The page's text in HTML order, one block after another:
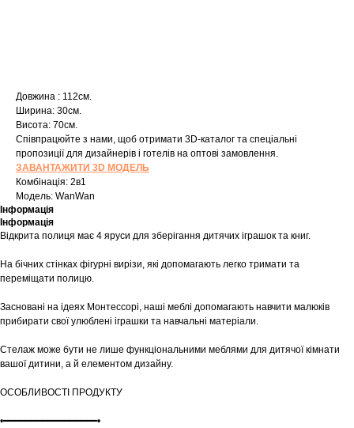
Довжина : 112см.
Ширина: 30см.
Висота: 70см.
Співпрацюйте з нами, щоб отримати 3D-каталог та спеціальні
пропозиції для дизайнерів і готелів на оптові замовлення.
ЗАВАНТАЖИТИ 3D МОДЕЛЬ
Комбінація: 2в1
Модель: WanWan
Інформація
Інформація
Відкрита полиця має 4 яруси для зберігання дитячих іграшок та книг.
На бічних стінках фігурні вирізи, які допомагають легко тримати та
переміщати полицю.
Засновані на ідеях Монтессорі, наші меблі допомагають навчити малюків
прибирати свої улюблені іграшки та навчальні матеріали.
Стелаж може бути не лише функціональними меблями для дитячої кімнати
вашої дитини, а й елементом дизайну.
ОСОБЛИВОСТІ ПРОДУКТУ
•━━━━━━━━━━━━━━━━━•